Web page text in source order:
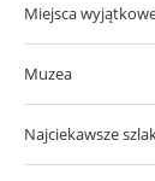
Miejsca
Muzea
Najciekawsze